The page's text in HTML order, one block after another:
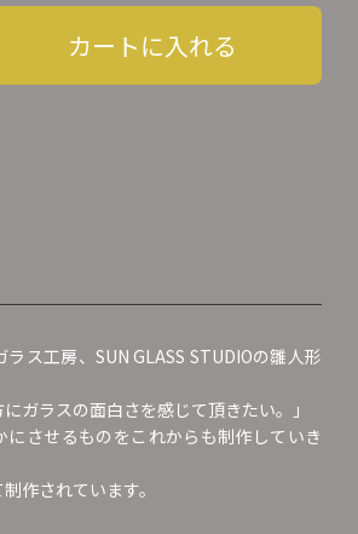
カートに入れる
ス工房、SUN GLASS STUDIOの雛人形
にガラスの面白さを感じて頂きたい。」
にさせるものをこれからも制作していき
作されています。